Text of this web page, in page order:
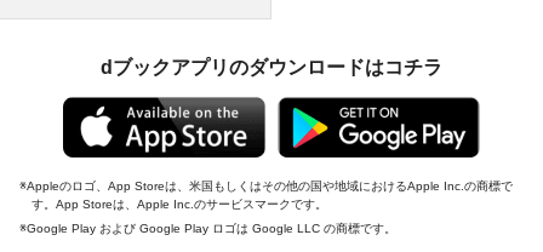
dブックアプリのダウンロードはコチラ
Appleのロゴ、App Storeは、米国もしくはその他の国や地域におけるApple Inc.の商標で
す。App Storeは、Apple Inc.のサービスマークです。
Google Play および Google Play ロゴは Google LLC の商標です。